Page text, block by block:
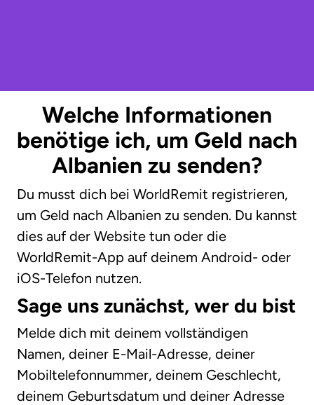
Welche Informationen
benötige ich, um Geld nach
Albanien zu senden?
Du musst dich bei WorldRemit registrieren,
um Geld nach Albanien zu senden. Du kannst
dies auf der Website tun oder die
WorldRemit-App auf deinem Android- oder
iOS-Telefon nutzen.
Sage uns zunächst, wer du bist
Melde dich mit deinem vollständigen
Namen, deiner E-Mail-Adresse, deiner
Mobiltelefonnummer, deinem Geschlecht,
deinem Geburtsdatum und deiner Adresse